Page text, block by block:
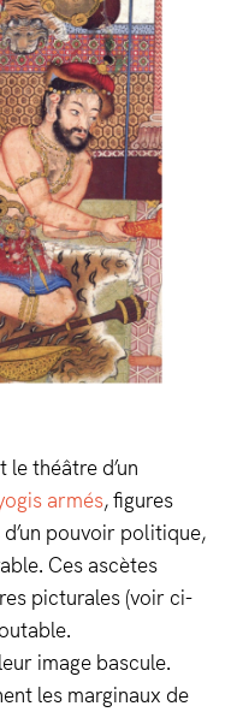
le théâtre d’un
armés, figures
pouvoir politique,
Ces ascètes
picturales (voir ci-
image bascule.
les marginaux de